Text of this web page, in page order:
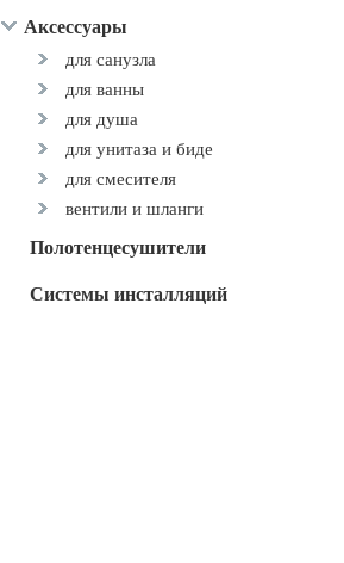
Аксессуары
для санузла
для ванны
для душа
для унитаза и биде
для смесителя
вентили и шланги
Полотенцесушители
Системы инсталляций